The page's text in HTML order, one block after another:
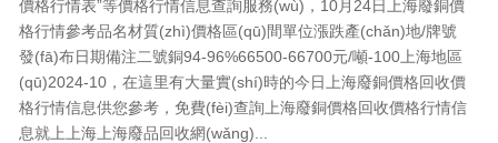
價格行情表”等價格行情信息查詢服務(wù)，10月24日上海廢銅價
格行情參考品名材質(zhì)價格區(qū)間單位漲跌產(chǎn)地/牌號
發(fā)布日期備注二號銅94-96%66500-66700元/噸-100上海地區
(qū)2024-10，在這里有大量實(shí)時的今日上海廢銅價格回收價
格行情信息供您參考，免費(fèi)查詢上海廢銅價格回收價格行情信
息就上上海上海廢品回收網(wǎng)...